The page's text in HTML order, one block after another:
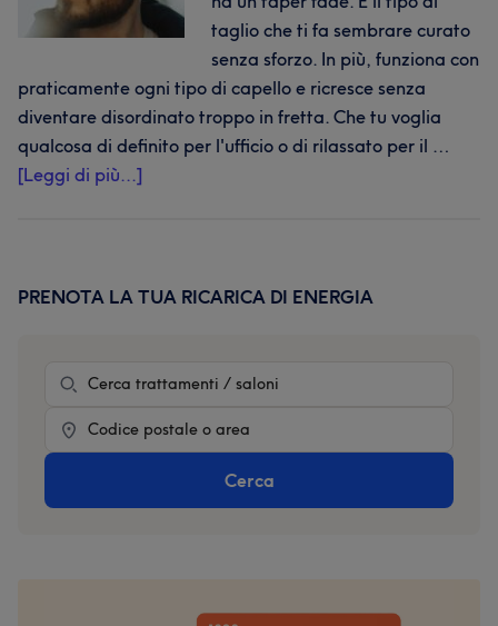
taglio che ti fa sembrare curato
senza sforzo. In più, funziona con
praticamente ogni tipo di capello e ricresce senza
diventare disordinato troppo in fretta. Che tu voglia
qualcosa di definito per l'ufficio o di rilassato per il …
[Leggi di più...]
completa
le
Barra
PRENOTA LA TUA RICARICA DI ENERGIA
Cerca